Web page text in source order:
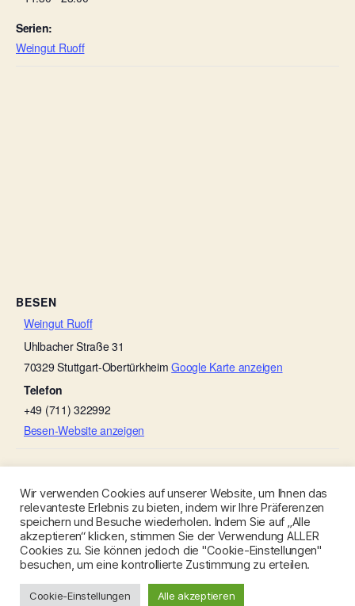
Serien:
Weingut Ruoff
BESEN
Weingut Ruoff
Uhlbacher Straße 31
70329 Stuttgart-Obertürkheim Google Karte anzeigen
Telefon
+49 (711) 322992
Besen-Website anzeigen
© 2026Besen-Stuttgart.de
Datenschutzerklärung
Nach oben
Wir verwenden Cookies auf unserer Website, um Ihnen das
relevanteste Erlebnis zu bieten, indem wir Ihre Präferenzen
speichern und Besuche wiederholen. Indem Sie auf „Alle
akzeptieren“ klicken, stimmen Sie der Verwendung ALLER
Cookies zu. Sie können jedoch die "Cookie-Einstellungen"
besuchen, um eine kontrollierte Zustimmung zu erteilen.
Cookie-Einstellungen Alle akzeptieren